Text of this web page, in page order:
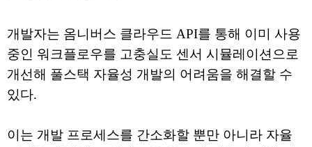
개발자는 옴니버스 클라우드 API를 통해 이미 사용
중인 워크플로우를 고충실도 센서 시뮬레이션으로
개선해 풀스택 자율성 개발의 어려움을 해결할 수
있다.
이는 개발 프로세스를 간소화할 뿐만 아니라 자율